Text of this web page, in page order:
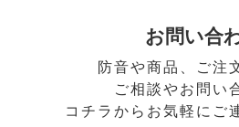
お問い合
防音や商品、ご注
ご相談やお問い
コチラからお気軽にご